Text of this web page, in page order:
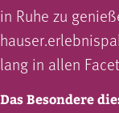
in Ruhe zu
lang in allen
Das Besondere